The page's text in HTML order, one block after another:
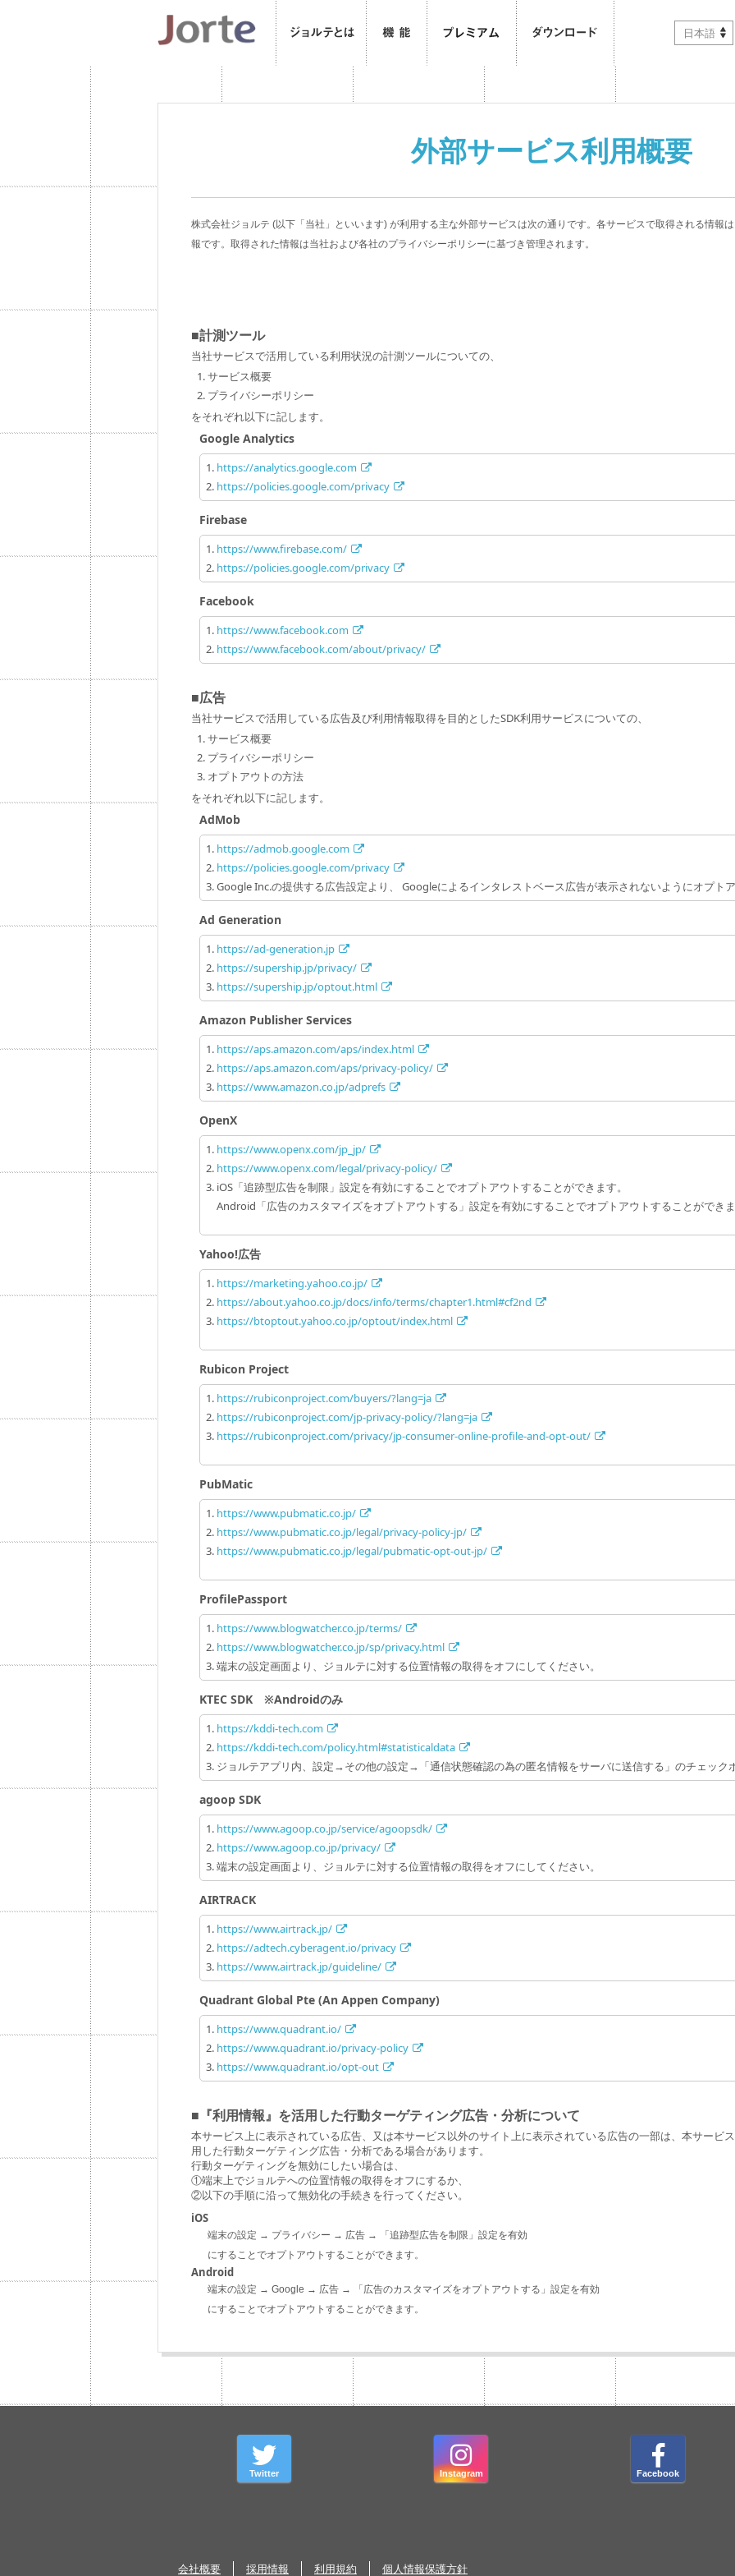
日本語
外部サービス利用概要
株式会社ジョルテ (以下「当社」といいます) が利用する主な外部サービスは次の通りです。各サービスで取得される情報
報です。取得された情報は当社および各社のプライバシーポリシーに基づき管理されます。
■計測ツール
当社サービスで活用している利用状況の計測ツールについての、
サービス概要
プライバシーポリシー
をそれぞれ以下に記します。
Google Analytics
https://analytics.google.com
https://policies.google.com/privacy
Firebase
https://www.firebase.com/
https://policies.google.com/privacy
Facebook
https://www.facebook.com
https://www.facebook.com/about/privacy/
■広告
当社サービスで活用している広告及び利用情報取得を目的としたSDK利用サービスについての、
サービス概要
プライバシーポリシー
オプトアウトの方法
をそれぞれ以下に記します。
AdMob
https://admob.google.com
https://policies.google.com/privacy
Google Inc.の提供する広告設定より、 Googleによるインタレストベース広告が表示されないようにオプト
Ad Generation
https://ad-generation.jp
https://supership.jp/privacy/
https://supership.jp/optout.html
Amazon Publisher Services
https://aps.amazon.com/aps/index.html
https://aps.amazon.com/aps/privacy-policy/
https://www.amazon.co.jp/adprefs
OpenX
https://www.openx.com/jp_jp/
https://www.openx.com/legal/privacy-policy/
iOS「追跡型広告を制限」設定を有効にすることでオプトアウトすることができます。
Android「広告のカスタマイズをオプトアウトする」設定を有効にすることでオプトアウトすることができ
Yahoo!広告
https://marketing.yahoo.co.jp/
https://about.yahoo.co.jp/docs/info/terms/chapter1.html#cf2nd
https://btoptout.yahoo.co.jp/optout/index.html
Rubicon Project
https://rubiconproject.com/buyers/?lang=ja
https://rubiconproject.com/jp-privacy-policy/?lang=ja
https://rubiconproject.com/privacy/jp-consumer-online-profile-and-opt-out/
PubMatic
https://www.pubmatic.co.jp/
https://www.pubmatic.co.jp/legal/privacy-policy-jp/
https://www.pubmatic.co.jp/legal/pubmatic-opt-out-jp/
ProfilePassport
https://www.blogwatcher.co.jp/terms/
https://www.blogwatcher.co.jp/sp/privacy.html
端末の設定画面より、ジョルテに対する位置情報の取得をオフにしてください。
KTEC SDK ※Androidのみ
https://kddi-tech.com
https://kddi-tech.com/policy.html#statisticaldata
ジョルテアプリ内、設定→その他の設定→「通信状態確認の為の匿名情報をサーバに送信する」のチェック
agoop SDK
https://www.agoop.co.jp/service/agoopsdk/
https://www.agoop.co.jp/privacy/
端末の設定画面より、ジョルテに対する位置情報の取得をオフにしてください。
AIRTRACK
https://www.airtrack.jp/
https://adtech.cyberagent.io/privacy
https://www.airtrack.jp/guideline/
Quadrant Global Pte (An Appen Company)
https://www.quadrant.io/
https://www.quadrant.io/privacy-policy
https://www.quadrant.io/opt-out
■『利用情報』を活用した行動ターゲティング広告・分析について
本サービス上に表示されている広告、又は本サービス以外のサイト上に表示されている広告の一部は、本サービ
用した行動ターゲティング広告・分析である場合があります。
行動ターゲティングを無効にしたい場合は、
①端末上でジョルテへの位置情報の取得をオフにするか、
②以下の手順に沿って無効化の手続きを行ってください。
iOS
端末の設定 → プライバシー → 広告 → 「追跡型広告を制限」設定を有効
にすることでオプトアウトすることができます。
Android
端末の設定 → Google → 広告 → 「広告のカスタマイズをオプトアウトする」設定を有効
にすることでオプトアウトすることができます。
Twitter Instagram Facebook
会社概要 採用情報 利用規約 個人情報保護方針